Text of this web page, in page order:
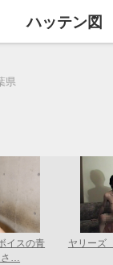
旅行に出張に待ち合わせに
県
イスの青
さ…
ヤリーズ